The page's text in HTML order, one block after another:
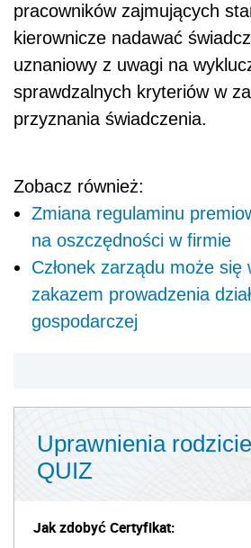
pracowników zajmujących
kierownicze nadawać
uznaniowy z uwagi na
sprawdzalnych kryteriów w
przyznania świadczenia.
Zobacz również:
Zmiana regulaminu
na oszczędności w firmie
Członek zarządu może się
zakazem prowadzenia
gospodarczej
Uprawnienia
QUIZ
Jak zdobyć Certyfikat: